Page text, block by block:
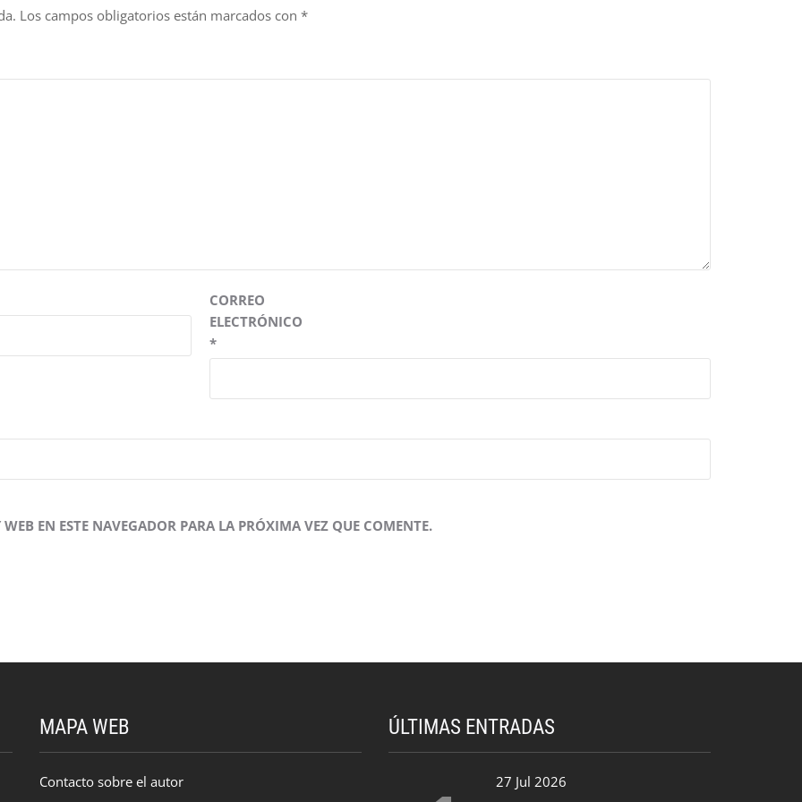
Los campos obligatorios están marcados con *
CORREO
ELECTRÓNICO
*
EN ESTE NAVEGADOR PARA LA PRÓXIMA VEZ QUE COMENTE.
MAPA WEB
Contacto sobre el autor
ÚLTIMAS ENTRADAS
27 Jul 2026